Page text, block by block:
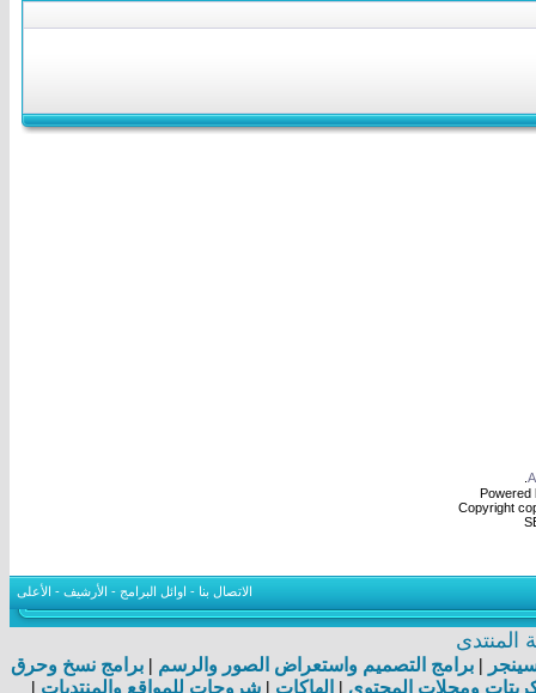
Powered
Copyright
الاتصال بنا - اوائل البرامج - الأرشيف - الأعلى
المنتدى
|برامج التصميم واستعراض الصور والرسم |برامج نسخ وحرق
ومجلات المحتوى | الهاكات |شروحات للمواقع والمنتديات |